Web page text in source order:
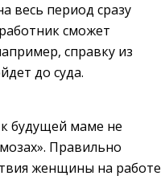
весь период сразу
сможет
справку из
до суда.
будущей маме не
Правильно
женщины на работе